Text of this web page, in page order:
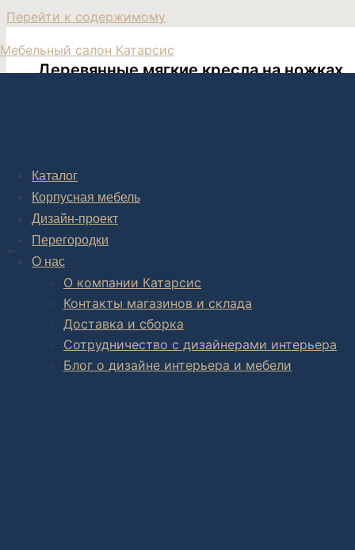
Перейти к содержимому
Мебельный салон Катарсис
Каталог
Корпусная мебель
Дизайн-проект
Перегородки
О нас
О компании Катарсис
Контакты магазинов и склада
Доставка и сборка
Сотрудничество с дизайнерами интерьера
Блог о дизайне интерьера и мебели
Деревянные мягкие кресла на ножках
Post navigation
НАЗАД
Современное кресло эко кожа Dorian
Комплексное обустройство интерьера: замер, подготовка
интернет магазине дизайнерской